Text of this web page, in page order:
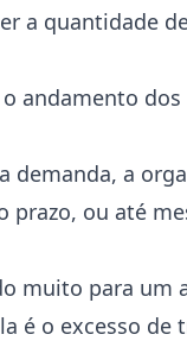
a quantidade
andamento
demanda, a
prazo, ou até
muito para
é o excesso